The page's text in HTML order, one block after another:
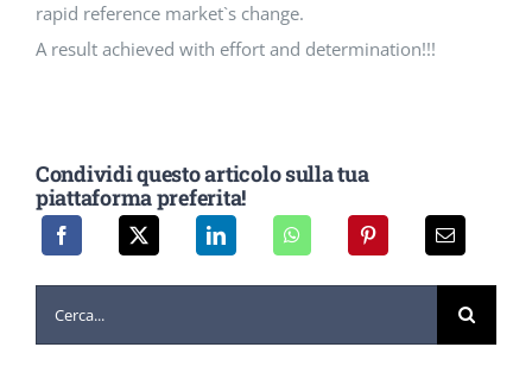
rapid reference market`s change.
A result achieved with effort and determination!!!
Condividi questo articolo sulla tua
piattaforma preferita!
per: